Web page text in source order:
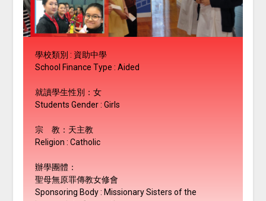
學校類別 : 資助中學
School Finance Type : Aided
就讀學生性別：女
Students Gender : Girls
宗 教：天主教
Religion : Catholic
辦學團體：
聖母無原罪傳教女修會
Sponsoring Body : Missionary Sisters of the